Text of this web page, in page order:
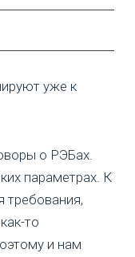
уже к
о РЭБах.
параметрах. К
то
и нам